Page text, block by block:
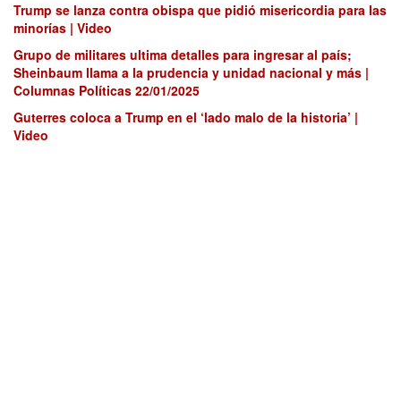
Trump se lanza contra obispa que pidió misericordia para las
minorías | Video
Grupo de militares ultima detalles para ingresar al país;
Sheinbaum llama a la prudencia y unidad nacional y más |
Columnas Políticas 22/01/2025
Guterres coloca a Trump en el ‘lado malo de la historia’ |
Video